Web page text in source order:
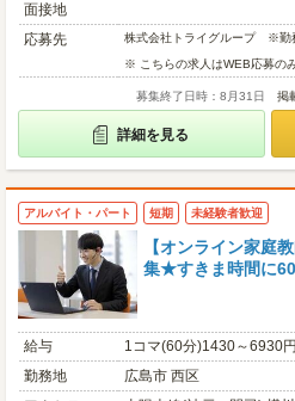
面接地
応募先
株式会社トライグループ ※勤
※ こちらの求人はWEB応募の
募集終了日時：8月31日 掲
詳細を見る
アルバイト・パート 短期 未経験者歓迎
【オンライン家
集★すきま時間に
給与
1コマ(60分)1430～6930円
勤務地
広島市 西区